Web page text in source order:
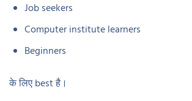
Job seekers
Computer institute learners
Beginners
के लिए best है।